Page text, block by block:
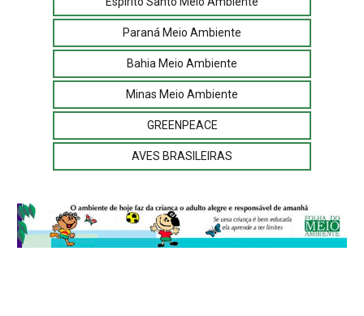
Paraná Meio Ambiente
Bahia Meio Ambiente
Minas Meio Ambiente
GREENPEACE
AVES BRASILEIRAS